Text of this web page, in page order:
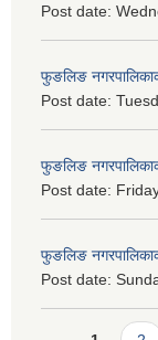
Post date:
फुङलिङ
Post date:
फुङलिङ
Post date:
फुङलिङ
Post date: